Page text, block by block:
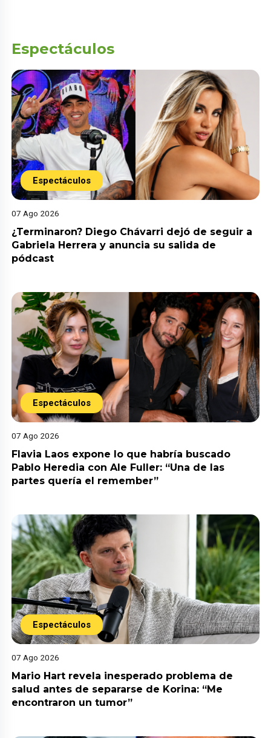
Espectáculos
Espectáculos
07 Ago 2026
¿Terminaron? Diego Chávarri dejó de seguir a
Gabriela Herrera y anuncia su salida de
pódcast
Espectáculos
07 Ago 2026
Flavia Laos expone lo que habría buscado
Pablo Heredia con Ale Fuller: “Una de las
partes quería el remember”
Espectáculos
07 Ago 2026
Mario Hart revela inesperado problema de
salud antes de separarse de Korina: “Me
encontraron un tumor”